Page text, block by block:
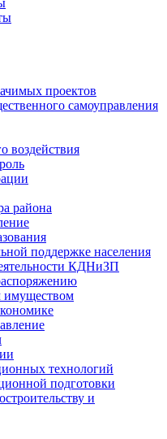
проектов
самоуправления
воздействия
района
поддержке населения
КДНиЗП
технологий
подготовки
и